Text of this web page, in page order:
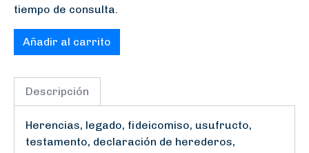
tiempo de consulta.
Añadir al carrito
Descripción
Herencias, legado, fideicomiso, usufructo,
testamento, declaración de herederos,